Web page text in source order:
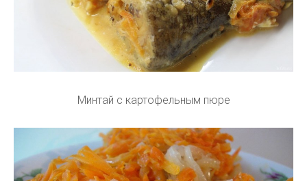
Минтай с картофельным пюре